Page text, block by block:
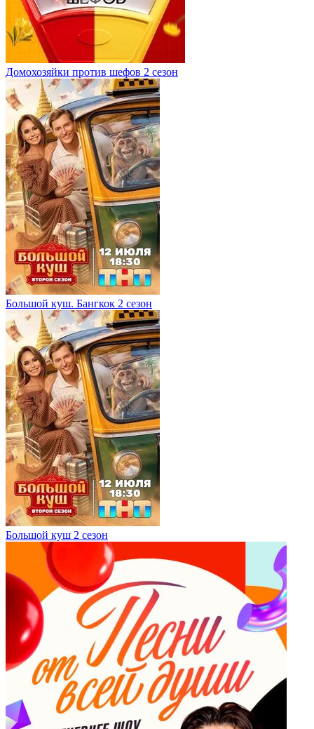
Домохозяйки против шефов 2 сезон
Большой куш. Бангкок 2 сезон
Большой куш 2 сезон